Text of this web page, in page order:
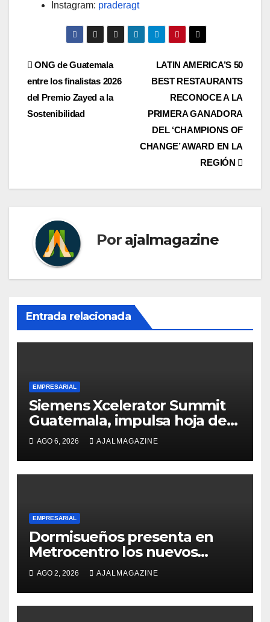
Instagram: praderagt
Navegación
de
entradas
LATIN AMERICA’S 50
BEST RESTAURANTS
RECONOCE A LA
PRIMERA GANADORA
DEL ‘CHAMPIONS OF
CHANGE’ AWARD EN LA
REGIÓN
ONG de Guatemala
entre los finalistas 2026
del Premio Zayed a la
Sostenibilidad
Por ajalmagazine
Entrada relacionada
EMPRESARIAL
Siemens Xcelerator Summit
Guatemala, impulsa hoja de
ruta para acelerar la
competitividad del país
AGO 6, 2026 AJALMAGAZINE
EMPRESARIAL
Dormisueños presenta en
Metrocentro los nuevos
modelos Muna Care de
Comfort Life: Innovación y
calidad en descanso
AGO 2, 2026 AJALMAGAZINE